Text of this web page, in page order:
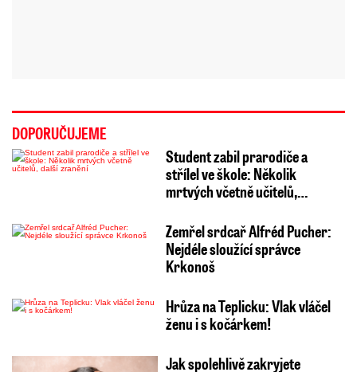
DOPORUČUJEME
Student zabil prarodiče a
střílel ve škole: Několik
mrtvých včetně učitelů,…
Zemřel srdcař Alfréd Pucher:
Nejdéle sloužící správce
Krkonoš
Hrůza na Teplicku: Vlak vláčel
ženu i s kočárkem!
Jak spolehlivě zakryjete